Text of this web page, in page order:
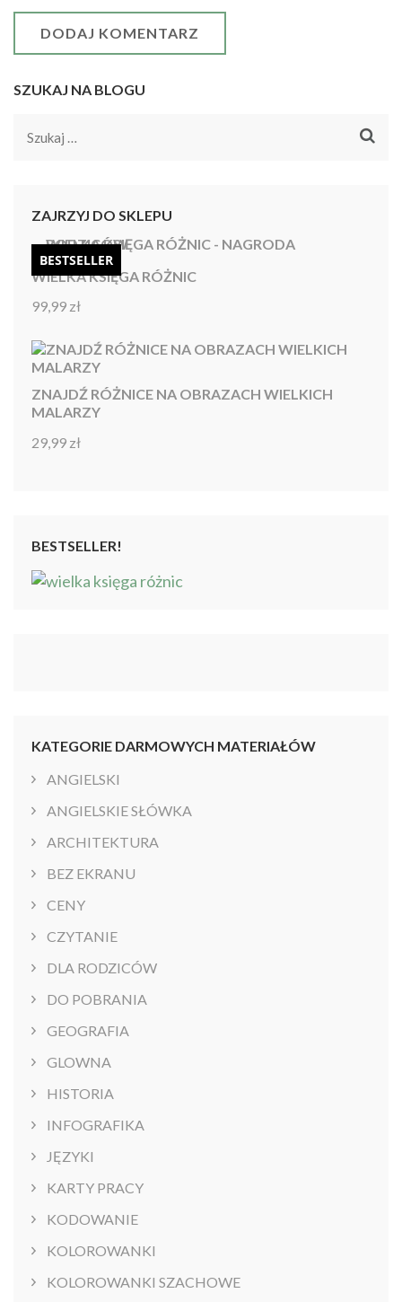
SZUKAJ NA BLOGU
Szukaj:
ZAJRZYJ DO SKLEPU
BESTSELLER
WIELKA KSIĘGA RÓŻNIC
Oceniono
99,99 zł
ZNAJDŹ RÓŻNICE NA OBRAZACH WIELKICH
MALARZY
Oceniono
29,99 zł
BESTSELLER!
KATEGORIE DARMOWYCH MATERIAŁÓW
ANGIELSKI
ANGIELSKIE SŁÓWKA
ARCHITEKTURA
BEZ EKRANU
CENY
CZYTANIE
DLA RODZICÓW
DO POBRANIA
GEOGRAFIA
GLOWNA
HISTORIA
INFOGRAFIKA
JĘZYKI
KARTY PRACY
KODOWANIE
KOLOROWANKI
KOLOROWANKI SZACHOWE